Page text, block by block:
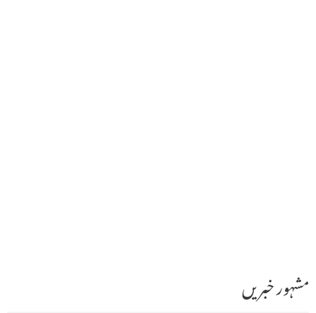
مشہور خبریں